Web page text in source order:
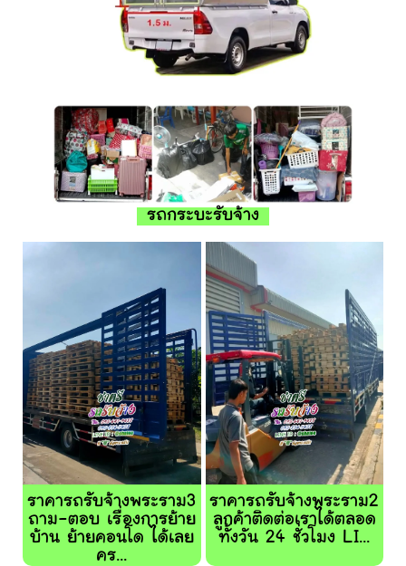
รถกระบะรับจ้าง
ราคารถรับจ้างพระราม3
ถาม-ตอบ เรื่องการย้าย
บ้าน ย้ายคอนโด ได้เลย
คร...
ราคารถรับจ้างพระราม2
ลูกค้าติดต่อเราได้ตลอด
ทั้งวัน 24 ชั่วโมง LI...